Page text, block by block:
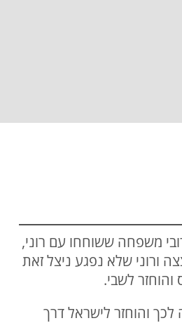
הוחזק בשבי חמאס. קרובי משפחה ששוחחו עם רוני,
ורוני שלא נפגע ניצל זאת
לשבי.
והוחזר לישראל דרך